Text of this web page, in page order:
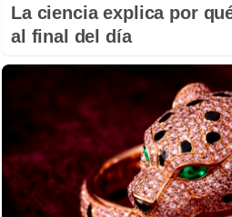
La ciencia explica por
al final del día